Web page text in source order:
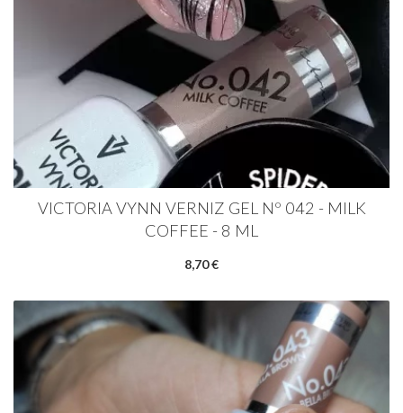
VICTORIA VYNN VERNIZ GEL Nº 042 - MILK
COFFEE - 8 ML
8,70 €